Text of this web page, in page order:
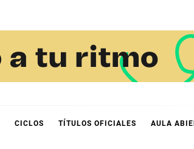
CICLOS TÍTULOS OFICIALES AULA